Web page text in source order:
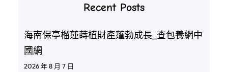
Recent Posts
海南保亭榴蓮蒔植財產蓬勃成長_查包養網中
國網
2026 年 8 月 7 日